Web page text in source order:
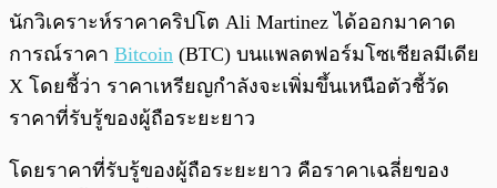
พร้อมเล่น
นักวิเคราะห์ราคาคริปโต Ali Martinez ได้ออกมาคาด
การณ์ราคา Bitcoin (BTC) บนแพลตฟอร์มโซเชียลมีเดีย
X โดยชี้ว่า ราคาเหรียญกำลังจะเพิ่มขึ้นเหนือตัวชี้วัด
ราคาที่รับรู้ของผู้ถือระยะยาว
โดยราคาที่รับรู้ของผู้ถือระยะยาว คือราคาเฉลี่ยของ